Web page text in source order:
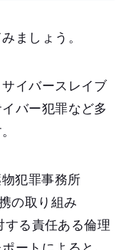
ましょう。
イバースレイブ
バー犯罪など多
犯罪事務所
の取り組み
する責任ある倫理